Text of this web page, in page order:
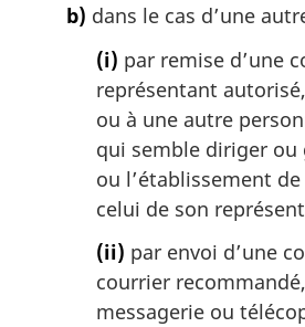
b) dans le cas d’une
(i) par remise d’une
représentant
ou à une autre
qui semble diriger ou
ou l’établissement
celui de son
(ii) par envoi d’une
courrier
messagerie ou